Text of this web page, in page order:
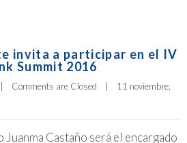
invita a participar en el IV
Summit 2016
| Comments are Closed |
11 noviembre,
Castaño será el encargado